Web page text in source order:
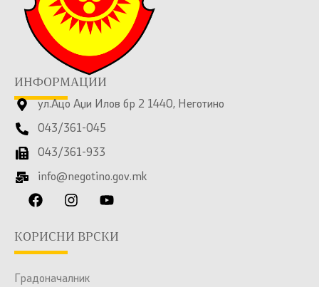
ИНФОРМАЦИИ
ул.Ацо Аџи Илов бр 2 1440, Неготино
043/361-045
043/361-933
info@negotino.gov.mk
КОРИСНИ ВРСКИ
Градоначалник